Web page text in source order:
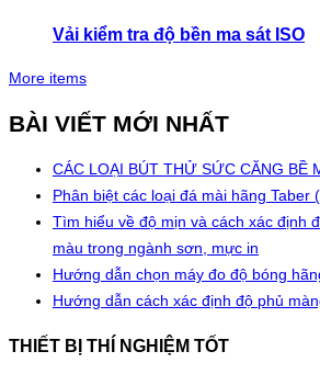
Vải kiểm tra độ bền ma sát ISO
More items
BÀI VIẾT MỚI NHẤT
CÁC LOẠI BÚT THỬ SỨC CĂNG BỀ
Phân biệt các loại đá mài hãng Taber
Tìm hiểu về độ mịn và cách xác định
màu trong ngành sơn, mực in
Hướng dẫn chọn máy đo độ bóng
Hướng dẫn cách xác định độ phủ
THIẾT BỊ THÍ NGHIỆM TỐT